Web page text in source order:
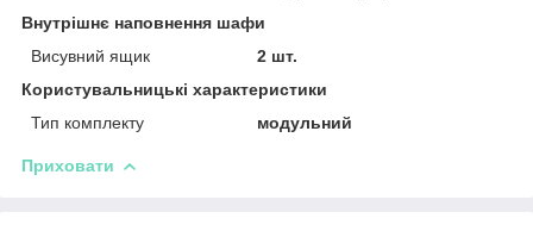
Внутрішнє наповнення шафи
Висувний ящик
2 шт.
Користувальницькі характеристики
Тип комплекту
модульний
Приховати